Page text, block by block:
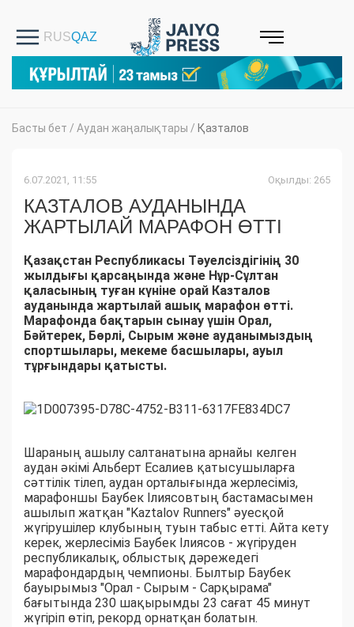
Басты бет / Аудан жаңалықтары / Қазталов
6.07.2021, 11:55 Оқылды: 265
КАЗТАЛОВ АУДАНЫНДА
ЖАРТЫЛАЙ МАРАФОН ӨТТІ
Қазақстан Республикасы Тəуелсіздігінің 30
жылдығы қарсаңында жəне Нұр-Сұлтан
қаласының туған күніне орай Казталов
ауданында жартылай ашық марафон өтті.
Марафонда бақтарын сынау үшін Орал,
Бəйтерек, Бөрлі, Сырым жəне ауданымыздың
спортшылары, мекеме басшылары, ауыл
тұрғындары қатысты.
Шараның ашылу салтанатына арнайы келген
аудан əкімі Альберт Есалиев қатысушыларға
сəттілік тілеп, аудан орталығында жерлесіміз,
марафоншы Баубек Ілиясовтың бастамасымен
ашылып жатқан "Kaztalov Runners" əуесқой
жүгірушілер клубының туын табыс етті. Айта кету
керек, жерлесіміз Баубек Ілиясов - жүгіруден
республикалық, облыстық дəрежедегі
марафондардың чемпионы. Былтыр Баубек
бауырымыз "Орал - Сырым - Сарқырама"
бағытында 230 шақырымды 23 сағат 45 минут
жүгіріп өтіп, рекорд орнатқан болатын.